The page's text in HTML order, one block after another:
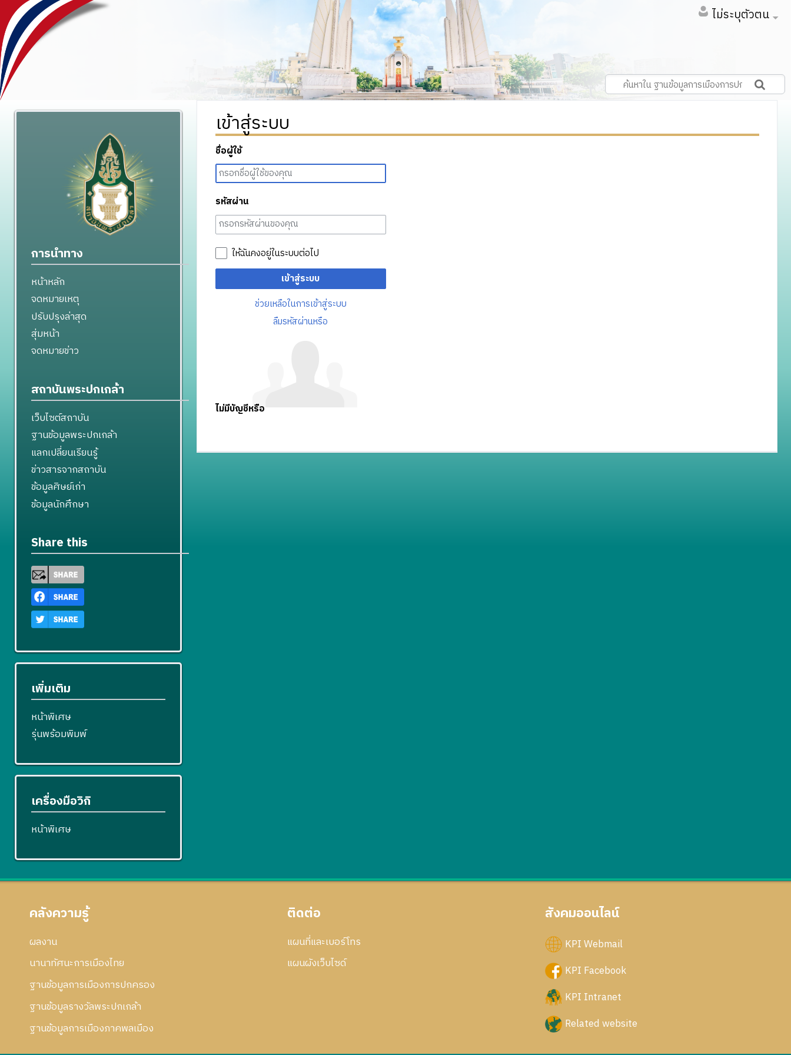
ไม่ระบุตัวตน
เข้าสู่ระบบ
ชื่อผู้ใช้
รหัสผ่าน
ให้ฉันคงอยู่ในระบบต่อไป
เข้าสู่ระบบ
ช่วยเหลือในการเข้าสู่ระบบ
ลืมรหัสผ่านหรือ
ไม่มีบัญชีหรือ
การนำทาง
หน้าหลัก
จดหมายเหตุ
ปรับปรุงล่าสุด
สุ่มหน้า
จดหมายข่าว
สถาบันพระปกเกล้า
เว็บไซต์สถาบัน
ฐานข้อมูลพระปกเกล้า
แลกเปลี่ยนเรียนรู้
ข่าวสารจากสถาบัน
ข้อมูลศิษย์เก่า
ข้อมูลนักศึกษา
Share this
เพิ่มเติม
หน้าพิเศษ
รุ่นพร้อมพิมพ์
เครื่องมือวิกิ
หน้าพิเศษ
คลังความรู้
ผลงาน
นานาทัศนะการเมืองไทย
ฐานข้อมูลการเมืองการปกครอง
ฐานข้อมูลรางวัลพระปกเกล้า
ฐานข้อมูลการเมืองภาคพลเมือง
ติดต่อ
แผนที่และเบอร์โทร
แผนผังเว็บไซด์
สังคมออนไลน์
KPI Webmail
KPI Facebook
KPI Intranet
Related website